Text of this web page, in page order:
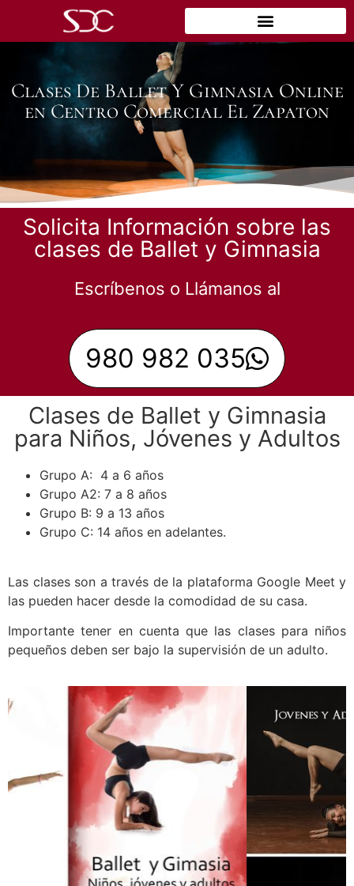
Clases De Ballet Y Gimnasia Online
en Centro Comercial El Zapaton
Solicita Información sobre las
clases de Ballet y Gimnasia
Escríbenos o Llámanos al
980 982 035
Clases de Ballet y Gimnasia
para Niños, Jóvenes y Adultos
Grupo A: 4 a 6 años
Grupo A2: 7 a 8 años
Grupo B: 9 a 13 años
Grupo C: 14 años en adelantes.
Las clases son a través de la plataforma Google Meet y
las pueden hacer desde la comodidad de su casa.
Importante tener en cuenta que las clases para niños
pequeños deben ser bajo la supervisión de un adulto.